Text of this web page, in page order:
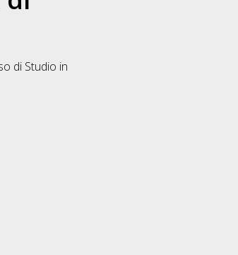
di Studio in